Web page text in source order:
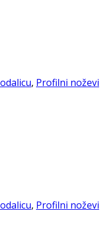
, Profilni noževi
, Profilni noževi